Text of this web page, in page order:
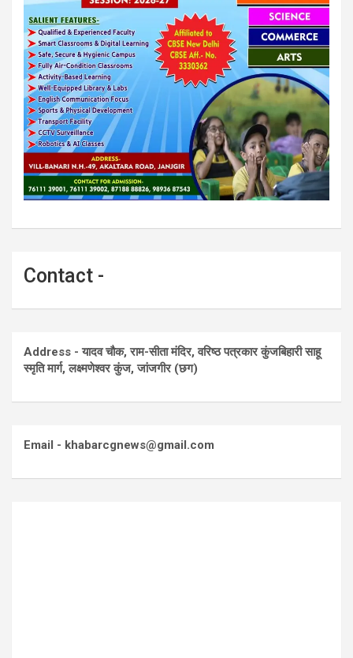
Contact -
Address - यादव चौक, राम-सीता मंदिर, वरिष्ठ पत्रकार कुंजबिहारी साहू
स्मृति मार्ग, लक्ष्मणेश्वर कुंज, जांजगीर (छग)
Email - khabarcgnews@gmail.com